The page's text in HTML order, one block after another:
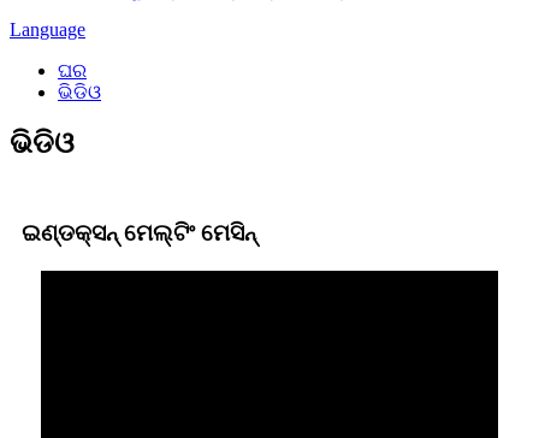
Language
ଘର
ଭିଡିଓ
ଭିଡିଓ
ଇଣ୍ଡକ୍ସନ୍ ମେଲ୍ଟିଂ ମେସିନ୍